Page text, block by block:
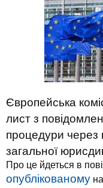
Європейська
лист з
процедури через
загальної
Про це йдеться в
опублікованому